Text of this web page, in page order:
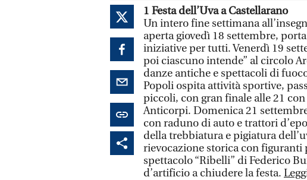
1 Festa dell’Uva a Castellarano
Un intero fine settimana
aperta giovedì 18 settembre,
iniziative per tutti. Venerdì 19
poi ciascuno intende” al circolo
danze antiche e spettacoli di
Popoli ospita attività sportive,
piccoli, con gran finale alle 21
Anticorpi. Domenica 21
con raduno di auto e trattori
della trebbiatura e pigiatura
rievocazione storica con figuranti
spettacolo “Ribelli” di Federico
d’artificio a chiudere la festa.